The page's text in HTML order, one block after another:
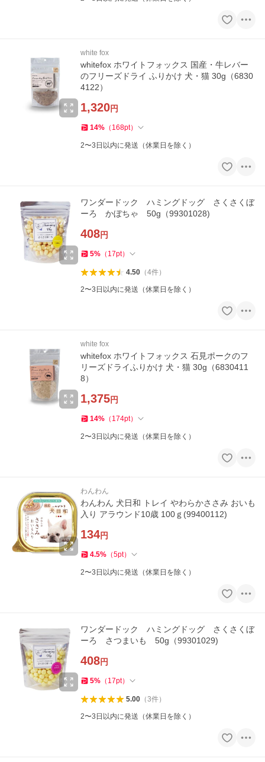
white fox
whitefox ホワイトフォックス 国産・牛レバー
のフリーズドライ ふりかけ 犬・猫 30g（6830
4122）
1,320円
14% （ 168pt）
2〜3日以内に発送（休業日を除く）
ワンダードック ハミングドッグ さくさくぼ
ーろ かぼちゃ 50g（99301028)
408円
5% （ 17pt）
4.50（4件）
2〜3日以内に発送（休業日を除く）
white fox
whitefox ホワイトフォックス 石見ポークのフ
リーズドライふりかけ 犬・猫 30g（6830411
8）
1,375円
14% （ 174pt）
2〜3日以内に発送（休業日を除く）
わんわん
わんわん 犬日和 トレイ やわらかささみ おいも
入り アラウンド10歳 100ｇ(99400112)
134円
4.5% （5pt）
2〜3日以内に発送（休業日を除く）
ワンダードック ハミングドッグ さくさくぼ
ーろ さつまいも 50g（99301029)
408円
5% （ 17pt）
5.00（3件）
2〜3日以内に発送（休業日を除く）